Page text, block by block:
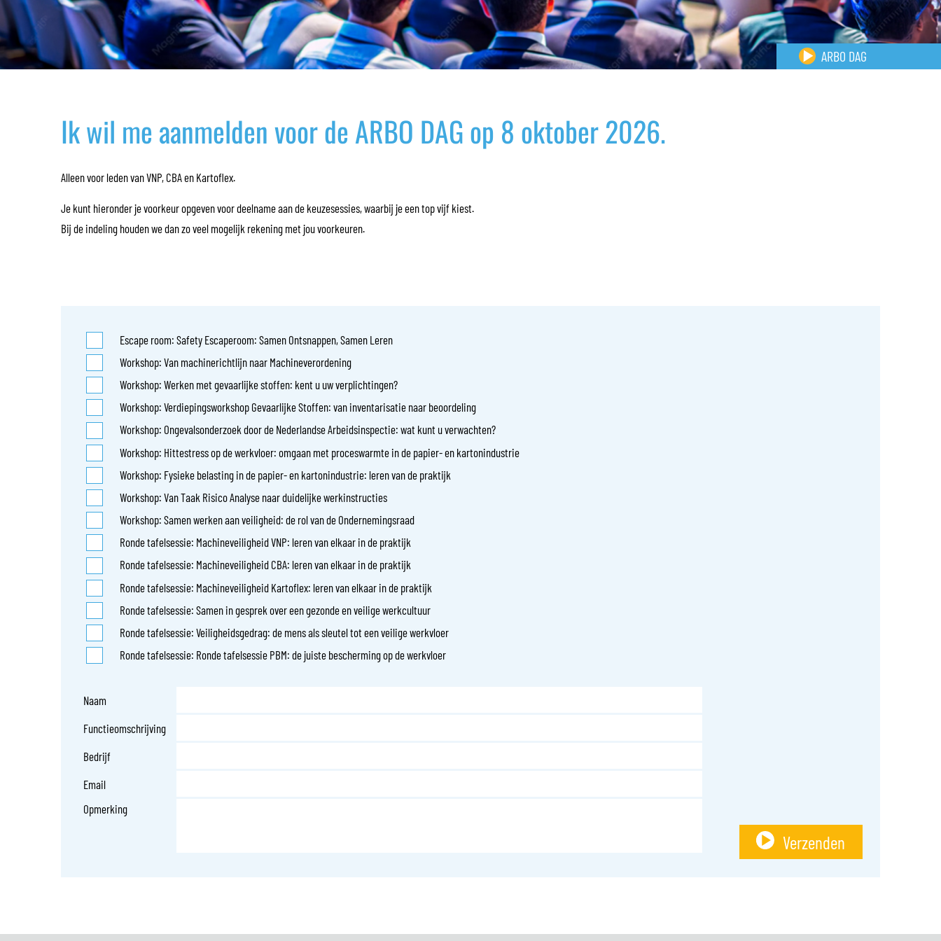
ARBO DAG
Ik wil me aanmelden voor de ARBO DAG op 8 oktober 2026.
Alleen voor leden van VNP, CBA en Kartoflex.
Je kunt hieronder je voorkeur opgeven voor deelname aan de keuzesessies, waarbij je een top vijf kiest.
Bij de indeling houden we dan zo veel mogelijk rekening met jou voorkeuren.
Escape room: Safety Escaperoom: Samen Ontsnappen, Samen Leren
Workshop: Van machinerichtlijn naar Machineverordening
Workshop: Werken met gevaarlijke stoffen: kent u uw verplichtingen?
Workshop: Verdiepingsworkshop Gevaarlijke Stoffen: van inventarisatie naar beoordeling
Workshop: Ongevalsonderzoek door de Nederlandse Arbeidsinspectie: wat kunt u verwachten?
Workshop: Hittestress op de werkvloer: omgaan met proceswarmte in de papier- en kartonindustrie
Workshop: Fysieke belasting in de papier- en kartonindustrie: leren van de praktijk
Workshop: Van Taak Risico Analyse naar duidelijke werkinstructies
Workshop: Samen werken aan veiligheid: de rol van de Ondernemingsraad
Ronde tafelsessie: Machineveiligheid VNP: leren van elkaar in de praktijk
Ronde tafelsessie: Machineveiligheid CBA: leren van elkaar in de praktijk
Ronde tafelsessie: Machineveiligheid Kartoflex: leren van elkaar in de praktijk
Ronde tafelsessie: Samen in gesprek over een gezonde en veilige werkcultuur
Ronde tafelsessie: Veiligheidsgedrag: de mens als sleutel tot een veilige werkvloer
Ronde tafelsessie: Ronde tafelsessie PBM: de juiste bescherming op de werkvloer
Naam
Functieomschrijving
Bedrijf
Email
Opmerking
Verzenden